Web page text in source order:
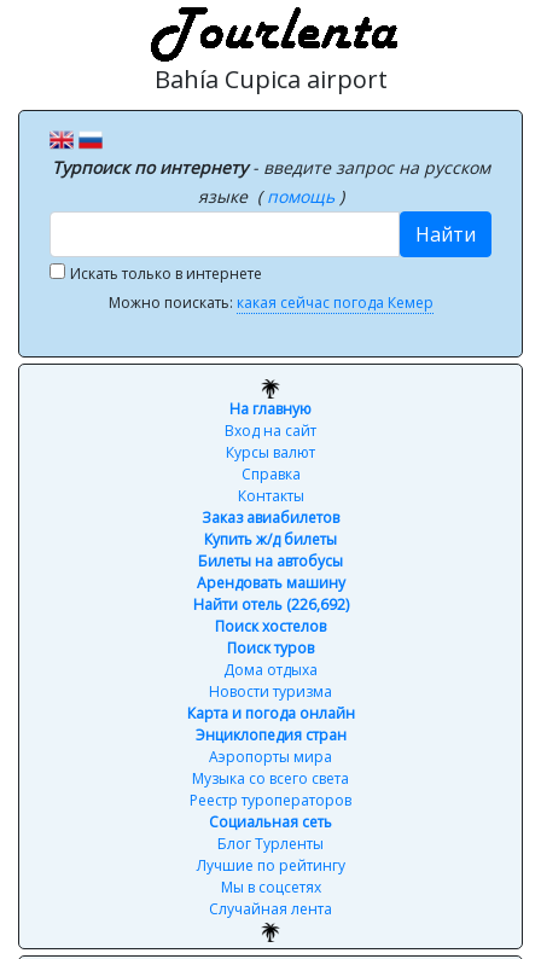
Bahía Cupica airport
Турпоиск по интернету- введите запрос на русском
языке (помощь )
Найти
Искать только в интернете
Можно поискать: какая сейчас погода Кемер
На главную
Вход на сайт
Курсы валют
Справка
Контакты
Заказ авиабилетов
Купить ж/д билеты
Билеты на автобусы
Арендовать машину
Найти отель (226,692)
Поиск хостелов
Поиск туров
Дома отдыха
Новости туризма
Карта и погода онлайн
Энциклопедия стран
Аэропорты мира
Музыка со всего света
Реестр туроператоров
Социальная сеть
Блог Турленты
Лучшие по рейтингу
Мы в соцсетях
Случайная лента